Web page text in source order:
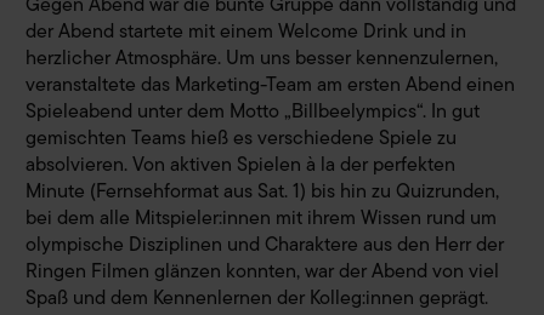
der Abend startete mit einem Welcome Drink und in
herzlicher Atmosphäre. Um uns besser kennenzulernen,
veranstaltete das Marketing-Team am ersten Abend einen
Spieleabend unter dem Motto „Billbeelympics“. In gut
gemischten Teams hieß es verschiedene Spiele zu
absolvieren. Von aktiven Spielen à la der perfekten
Minute (Fernsehformat aus Sat. 1) bis hin zu Quizrunden,
bei dem alle Mitspieler:innen mit ihrem Wissen rund um
olympische Disziplinen und Charaktere aus den Herr der
Ringen Filmen glänzen konnten, war der Abend von viel
Spaß und dem Kennenlernen der Kolleg:innen geprägt.